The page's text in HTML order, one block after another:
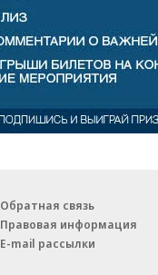
Обратная связь
Правовая информация
E-mail рассылки